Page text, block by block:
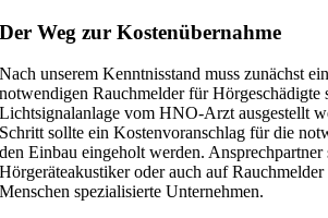
Der Weg zur Kostenübernahme
Nach unserem Kenntnisstand muss zunächst
notwendigen Rauchmelder für Hörgeschädigte
Lichtsignalanlage vom HNO-Arzt ausgestellt
Schritt sollte ein Kostenvoranschlag für die
den Einbau eingeholt werden.
Hörgeräteakustiker oder auch auf
Menschen spezialisierte Unternehmen.